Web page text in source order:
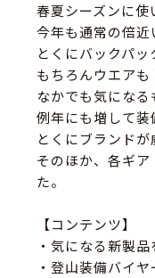
春夏シーズンに使
今年も通常の倍近
とくにバックパ
もちろんウエアも
なかでも気になる
例年にも増して装
とくにブランド
そのほか、各ギ
た。
【コンテンツ】
・気になる新製
・登山装備バイ